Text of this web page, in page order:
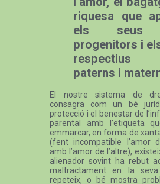
riquesa que
els seus
progenitors i
respectius
paterns i
El nostre sistema de
consagra com un bé
protecció i el benestar de
parental amb l’etiqueta
emmarcar, en forma de
(fent incompatible l’amor
amb l’amor de l’altre),
alienador sovint ha rebut
maltractament en la
repeteix, o bé mostra